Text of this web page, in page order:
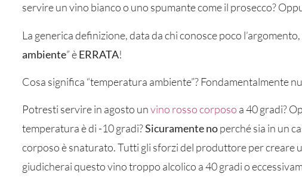
servire un vino bianco o uno spumante come il prosecco?
La generica definizione, data da chi conosce poco l’argomento,
ambiente” èERRATA!
Cosa significa “temperatura ambiente”? Fondamentalmente
Potresti servire in agosto unvino rosso corposo a 40 gradi?
temperatura è di -10 gradi?Sicuramente noperché sia in un
corposo è snaturato. Tutti gli sforzi del produttore per creare
giudicherai questo vino troppo alcolico a 40 gradi o